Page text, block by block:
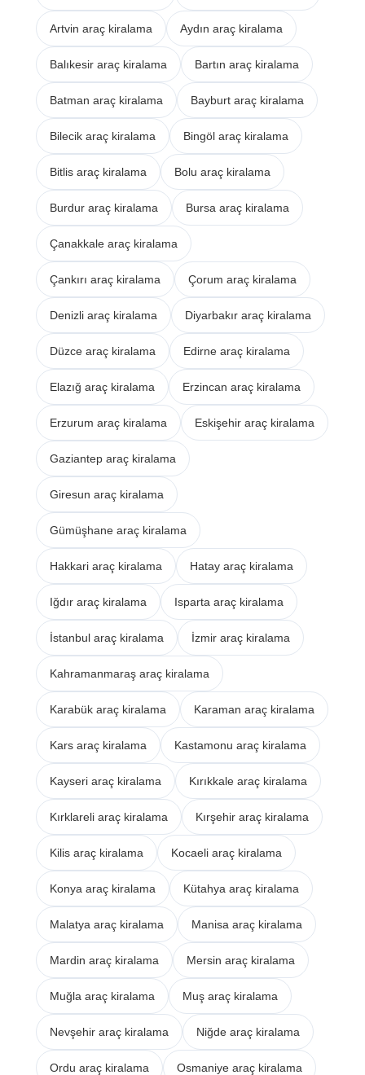
Artvin araç kiralama Aydın araç kiralama
Balıkesir araç kiralama Bartın araç kiralama
Batman araç kiralama Bayburt araç kiralama
Bilecik araç kiralama Bingöl araç kiralama
Bitlis araç kiralama Bolu araç kiralama
Burdur araç kiralama Bursa araç kiralama
Çanakkale araç kiralama
Çankırı araç kiralama Çorum araç kiralama
Denizli araç kiralama Diyarbakır araç kiralama
Düzce araç kiralama Edirne araç kiralama
Elazığ araç kiralama Erzincan araç kiralama
Erzurum araç kiralama Eskişehir araç kiralama
Gaziantep araç kiralama
Giresun araç kiralama
Gümüşhane araç kiralama
Hakkari araç kiralama Hatay araç kiralama
Iğdır araç kiralama Isparta araç kiralama
İstanbul araç kiralama İzmir araç kiralama
Kahramanmaraş araç kiralama
Karabük araç kiralama Karaman araç kiralama
Kars araç kiralama Kastamonu araç kiralama
Kayseri araç kiralama Kırıkkale araç kiralama
Kırklareli araç kiralama Kırşehir araç kiralama
Kilis araç kiralama Kocaeli araç kiralama
Konya araç kiralama Kütahya araç kiralama
Malatya araç kiralama Manisa araç kiralama
Mardin araç kiralama Mersin araç kiralama
Muğla araç kiralama Muş araç kiralama
Nevşehir araç kiralama Niğde araç kiralama
Ordu araç kiralama Osmaniye araç kiralama